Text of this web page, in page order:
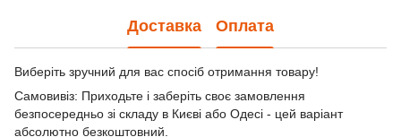
Доставка Оплата
Виберіть зручний для вас спосіб отримання товару!
Самовивіз: Приходьте і заберіть своє замовлення
безпосередньо зі складу в Києві або Одесі - цей варіант
абсолютно безкоштовний.